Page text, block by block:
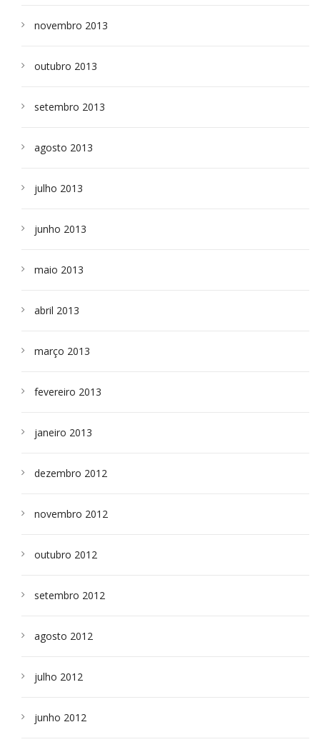
novembro 2013
outubro 2013
setembro 2013
agosto 2013
julho 2013
junho 2013
maio 2013
abril 2013
março 2013
fevereiro 2013
janeiro 2013
dezembro 2012
novembro 2012
outubro 2012
setembro 2012
agosto 2012
julho 2012
junho 2012